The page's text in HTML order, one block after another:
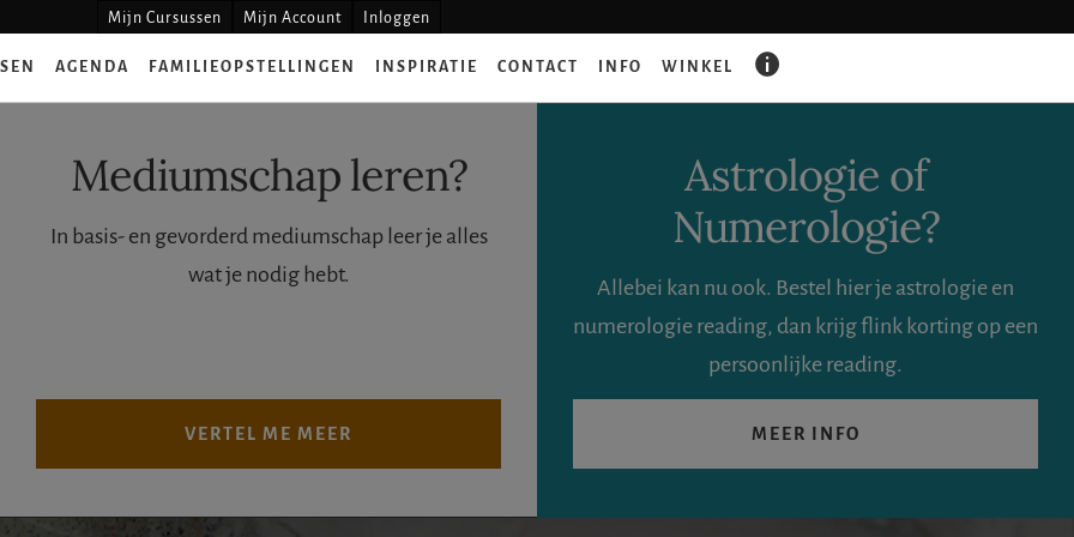
Mijn Cursussen Mijn Account Inloggen
Mediumschap leren?
In basis- en gevorderd mediumschap leer je alles
wat je nodig hebt.
VERTEL ME MEER
Astrologie of
Numerologie?
Allebei kan nu ook. Bestel hier je astrologie en
numerologie reading, dan krijg flink korting op een
persoonlijke reading.
MEER INFO
AGENDA FAMILIEOPSTELLINGEN INSPIRATIE CONTACT INFO WINKEL
IETS